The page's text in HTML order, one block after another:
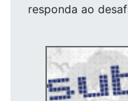
responda ao